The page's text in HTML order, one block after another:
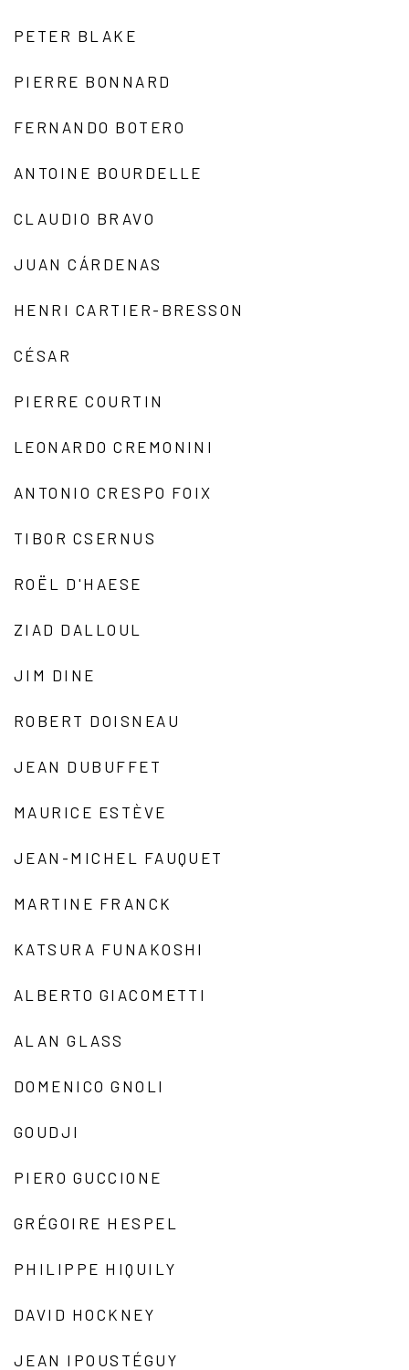
PETER BLAKE
PIERRE BONNARD
FERNANDO BOTERO
ANTOINE BOURDELLE
CLAUDIO BRAVO
JUAN CÁRDENAS
HENRI CARTIER-BRESSON
CÉSAR
PIERRE COURTIN
LEONARDO CREMONINI
ANTONIO CRESPO FOIX
TIBOR CSERNUS
ROËL D'HAESE
ZIAD DALLOUL
JIM DINE
ROBERT DOISNEAU
JEAN DUBUFFET
MAURICE ESTÈVE
JEAN-MICHEL FAUQUET
MARTINE FRANCK
KATSURA FUNAKOSHI
ALBERTO GIACOMETTI
ALAN GLASS
DOMENICO GNOLI
GOUDJI
PIERO GUCCIONE
GRÉGOIRE HESPEL
PHILIPPE HIQUILY
DAVID HOCKNEY
JEAN IPOUSTÉGUY